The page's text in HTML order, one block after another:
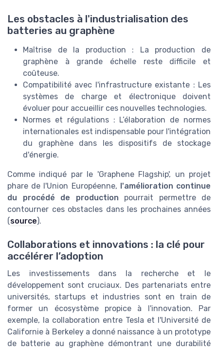
Les obstacles à l'industrialisation des
batteries au graphène
Maîtrise de la production : La production de
graphène à grande échelle reste difficile et
coûteuse.
Compatibilité avec l'infrastructure existante : Les
systèmes de charge et électronique doivent
évoluer pour accueillir ces nouvelles technologies.
Normes et régulations : L’élaboration de normes
internationales est indispensable pour l'intégration
du graphène dans les dispositifs de stockage
d'énergie.
Comme indiqué par le 'Graphene Flagship', un projet
phare de l'Union Européenne, l'amélioration continue
du procédé de production pourrait permettre de
contourner ces obstacles dans les prochaines années
(source).
Collaborations et innovations : la clé pour
accélérer l’adoption
Les investissements dans la recherche et le
développement sont cruciaux. Des partenariats entre
universités, startups et industries sont en train de
former un écosystème propice à l'innovation. Par
exemple, la collaboration entre Tesla et l'Université de
Californie à Berkeley a donné naissance à un prototype
de batterie au graphène démontrant une durabilité